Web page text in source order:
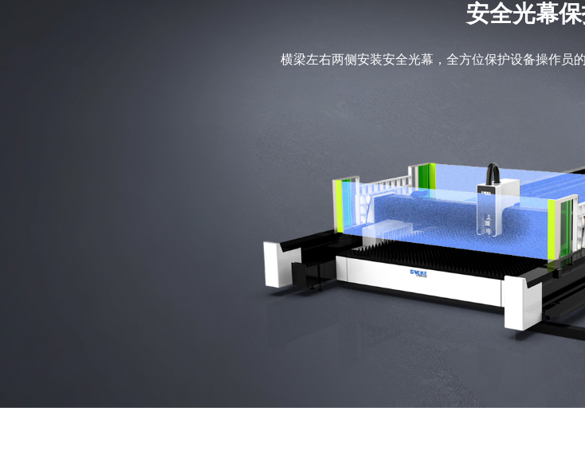
安全光幕
横梁左右两侧安装安全光幕，全方位保护设备操作员